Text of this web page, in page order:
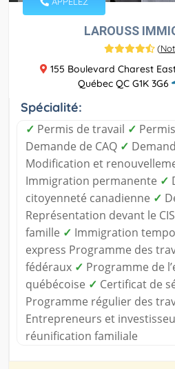
LAROUSS
(
155 Boulevard Charest
Québec QC G1K 3G6
Spécialité:
✓ Permis de travail ✓
Demande de CAQ ✓
Modification et
Immigration permanente ✓
citoyenneté canadienne ✓
Représentation devant le
famille ✓ Immigration
express Programme des
fédéraux ✓ Programme de
québécoise ✓ Certificat de
Programme régulier des
Entrepreneurs et
réunification familiale